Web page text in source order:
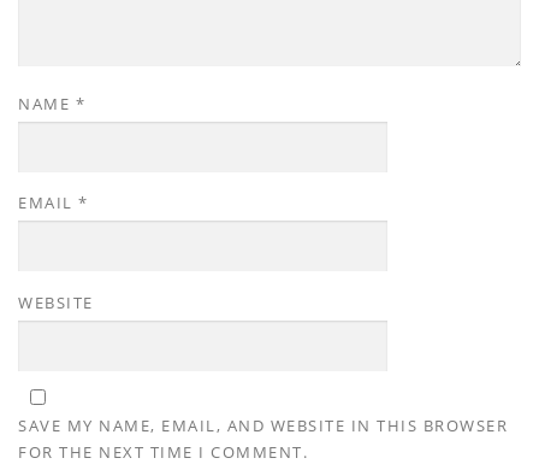
NAME *
EMAIL *
WEBSITE
SAVE MY NAME, EMAIL, AND WEBSITE IN THIS BROWSER
FOR THE NEXT TIME I COMMENT.